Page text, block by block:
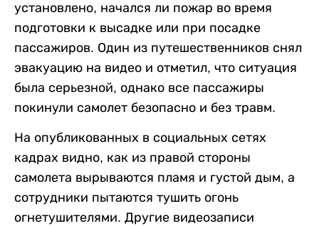
установлено, начался ли пожар во время
подготовки к высадке или при посадке
пассажиров. Один из путешественников снял
эвакуацию на видео и отметил, что ситуация
была серьезной, однако все пассажиры
покинули самолет безопасно и без травм.
На опубликованных в социальных сетях
кадрах видно, как из правой стороны
самолета вырываются пламя и густой дым, а
сотрудники пытаются тушить огонь
огнетушителями. Другие видеозаписи